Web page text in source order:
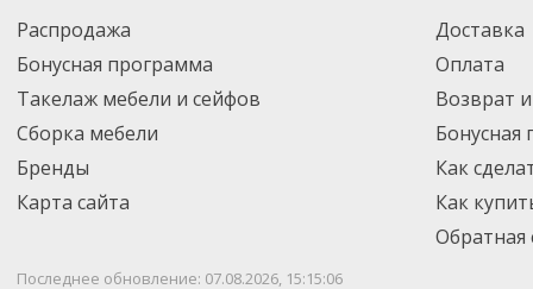
Распродажа
Бонусная программа
Такелаж мебели и сейфов
Сборка мебели
Бренды
Карта сайта
Доставка
Оплата
Возврат
Бонусная
Как
Как
Обратная
Последнее обновление: 07.08.2026, 15:15:06